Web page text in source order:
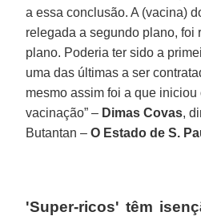
a essa conclusão. A (vacina)
relegada a segundo plano, foi
plano. Poderia ter sido a
uma das últimas a ser
mesmo assim foi a que iniciou
vacinação” – Dimas Covas,
Butantan –O Estado de S.
'Super-ricos' têm